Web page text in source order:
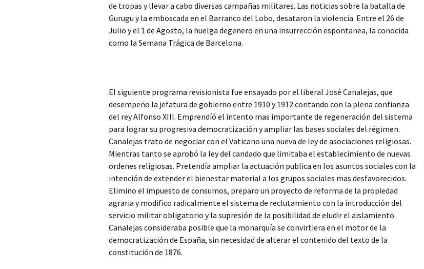
de tropas y llevar a cabo diversas campañas militares. Las noticias sobre la batalla de
Gurugu y la emboscada en el Barranco del Lobo, desataron la violencia. Entre el 26 de
Julio y el 1 de Agosto, la huelga degenero en una insurrección espontanea, la conocida
como la Semana Trágica de Barcelona.
El siguiente programa revisionista fue ensayado por el liberal José Canalejas, que
desempeño la jefatura de gobierno entre 1910 y 1912 contando con la plena confianza
del rey Alfonso XIII. Emprendíó el intento mas importante de regeneración del sistema
para lograr su progresiva democratización y ampliar las bases sociales del régimen.
Canalejas trato de negociar con el Vaticano una nueva de ley de asociaciones religiosas.
Mientras tanto se aprobó la ley del candado que limitaba el establecimiento de nuevas
ordenes religiosas. Pretendía ampliar la actuación publica en los asuntos sociales con la
intención de extender el bienestar material a los grupos sociales mas desfavorecidos.
Elimino el impuesto de consumos, preparo un proyecto de reforma de la propiedad
agraria y modifico radicalmente el sistema de reclutamiento con la introducción del
servicio militar obligatorio y la supresión de la posibilidad de eludir el aislamiento.
Canalejas consideraba posible que la monarquía se convirtiera en el motor de la
democratización de España, sin necesidad de alterar el contenido del texto de la
constitución de 1876.